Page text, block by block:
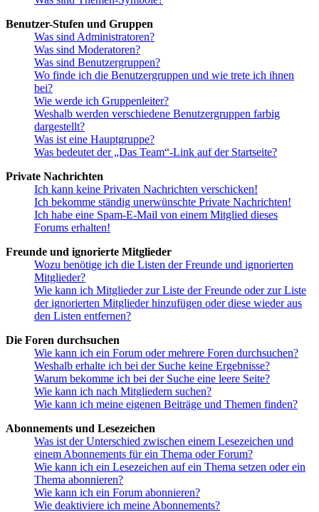
Benutzer-Stufen und Gruppen
Was sind Administratoren?
Was sind Moderatoren?
Was sind Benutzergruppen?
Wo finde ich die Benutzergruppen und wie trete ich ihnen
bei?
Wie werde ich Gruppenleiter?
Weshalb werden verschiedene Benutzergruppen farbig
dargestellt?
Was ist eine Hauptgruppe?
Was bedeutet der „Das Team“-Link auf der Startseite?
Private Nachrichten
Ich kann keine Privaten Nachrichten verschicken!
Ich bekomme ständig unerwünschte Private Nachrichten!
Ich habe eine Spam-E-Mail von einem Mitglied dieses
Forums erhalten!
Freunde und ignorierte Mitglieder
Wozu benötige ich die Listen der Freunde und ignorierten
Mitglieder?
Wie kann ich Mitglieder zur Liste der Freunde oder zur Liste
der ignorierten Mitglieder hinzufügen oder diese wieder aus
den Listen entfernen?
Die Foren durchsuchen
Wie kann ich ein Forum oder mehrere Foren durchsuchen?
Weshalb erhalte ich bei der Suche keine Ergebnisse?
Warum bekomme ich bei der Suche eine leere Seite?
Wie kann ich nach Mitgliedern suchen?
Wie kann ich meine eigenen Beiträge und Themen finden?
Abonnements und Lesezeichen
Was ist der Unterschied zwischen einem Lesezeichen und
einem Abonnements für ein Thema oder Forum?
Wie kann ich ein Lesezeichen auf ein Thema setzen oder ein
Thema abonnieren?
Wie kann ich ein Forum abonnieren?
Wie deaktiviere ich meine Abonnements?